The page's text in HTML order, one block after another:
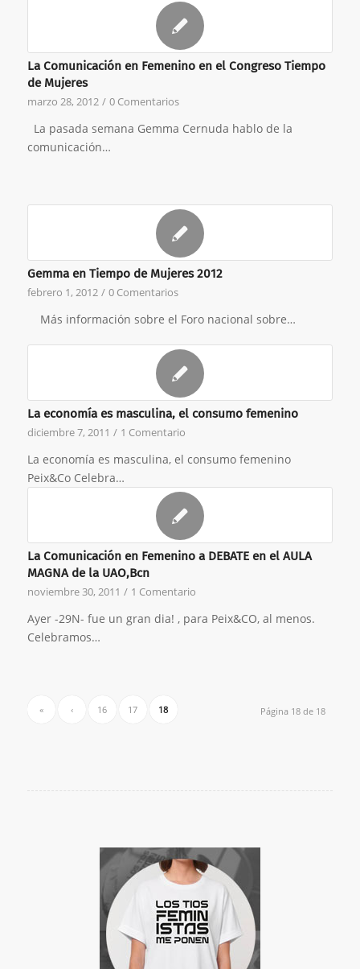
La Comunicación en Femenino en el Congreso Tiempo
de Mujeres
marzo 28, 2012 / 0 Comentarios
La pasada semana Gemma Cernuda hablo de la
comunicación…
Gemma en Tiempo de Mujeres 2012
febrero 1, 2012 / 0 Comentarios
Más información sobre el Foro nacional sobre…
La economía es masculina, el consumo femenino
diciembre 7, 2011 / 1 Comentario
La economía es masculina, el consumo femenino
Peix&Co Celebra…
La Comunicación en Femenino a DEBATE en el AULA
MAGNA de la UAO,Bcn
noviembre 30, 2011 / 1 Comentario
Ayer -29N- fue un gran dia! , para Peix&CO, al menos.
Celebramos…
Página 18 de 18
« ‹ 16 17 18